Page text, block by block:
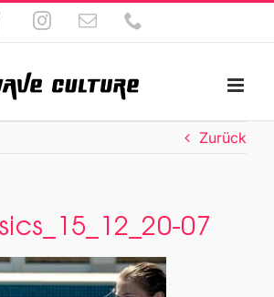
FacebookInstagram
E-
Mail
Zurück
07